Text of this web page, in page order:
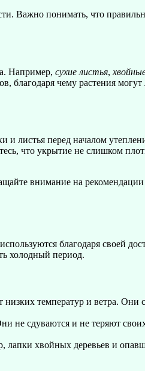
Важно понимать, что
Например, сухие листья,
благодаря чему растения могут
и листья перед началом
что укрытие не слишком
внимание на
благодаря своей
холодный период.
низких температур и ветра.
не сдуваются и не теряют
лапки хвойных деревьев и